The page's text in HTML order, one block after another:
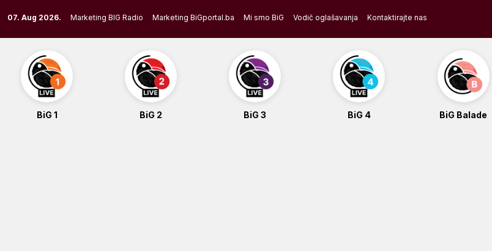
to
content
07. Aug 2026. Marketing BIG Radio Marketing BiGportal.ba Mi smo BiG Vodič oglašavanja Kontaktirajte nas
BiG 1 BiG 2 BiG 3 BiG 4 BiG Balade